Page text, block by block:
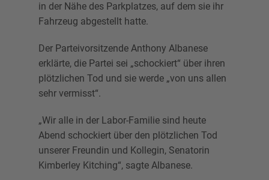
in der Nähe des Parkplatzes, auf dem sie ihr
Fahrzeug abgestellt hatte.
Der Parteivorsitzende Anthony Albanese
erklärte, die Partei sei „schockiert“ über ihren
plötzlichen Tod und sie werde „von uns allen
sehr vermisst“.
„Wir alle in der Labor-Familie sind heute
Abend schockiert über den plötzlichen Tod
unserer Freundin und Kollegin, Senatorin
Kimberley Kitching“, sagte Albanese.